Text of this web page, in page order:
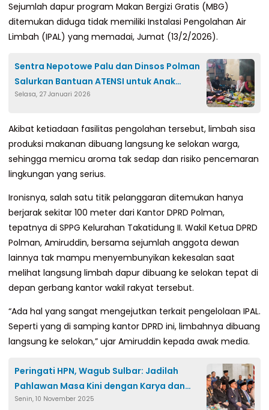
Sejumlah dapur program Makan Bergizi Gratis (MBG)
ditemukan diduga tidak memiliki Instalasi Pengolahan Air
Limbah (IPAL) yang memadai, Jumat (13/2/2026).
Sentra Nepotowe Palu dan Dinsos Polman
Salurkan Bantuan ATENSI untuk Anak
Korban KDRT di Luyo
Selasa, 27 Januari 2026
Akibat ketiadaan fasilitas pengolahan tersebut, limbah sisa
produksi makanan dibuang langsung ke selokan warga,
sehingga memicu aroma tak sedap dan risiko pencemaran
lingkungan yang serius.
Ironisnya, salah satu titik pelanggaran ditemukan hanya
berjarak sekitar 100 meter dari Kantor DPRD Polman,
tepatnya di SPPG Kelurahan Takatidung II. Wakil Ketua DPRD
Polman, Amiruddin, bersama sejumlah anggota dewan
lainnya tak mampu menyembunyikan kekesalan saat
melihat langsung limbah dapur dibuang ke selokan tepat di
depan gerbang kantor wakil rakyat tersebut.
“Ada hal yang sangat mengejutkan terkait pengelolaan IPAL.
Seperti yang di samping kantor DPRD ini, limbahnya dibuang
langsung ke selokan,” ujar Amiruddin kepada awak media.
Peringati HPN, Wagub Sulbar: Jadilah
Pahlawan Masa Kini dengan Karya dan
Kepedulian
Senin, 10 November 2025